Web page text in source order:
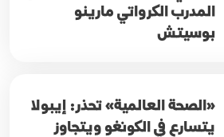
المدرب الكرواتي مارينو
بوسيتش
«الصحة العالمية» تحذر: إيبولا
يتسارع في الكونغو ويتجاوز